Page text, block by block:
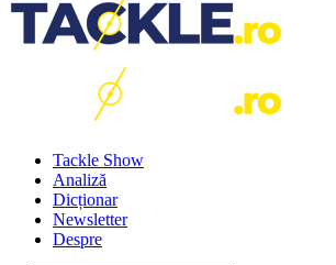
Tackle Show
Analiză
Dicționar
Newsletter
Despre